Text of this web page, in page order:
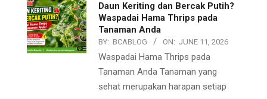
Daun Keriting dan Bercak Putih?
Waspadai Hama Thrips pada
Tanaman Anda
BY: BCABLOG ON: JUNE 11, 2026
Waspadai Hama Thrips pada
Tanaman Anda Tanaman yang
sehat merupakan harapan setiap